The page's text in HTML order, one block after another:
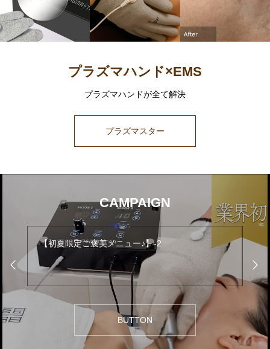
プラズマハンド×EMS
プラズマハンドが全て解決
プラズマスター
CAMPAIGN
【初夏限定ご褒美メニュー♪】-2 【
BUTTON